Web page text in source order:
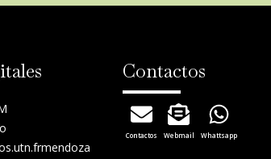
Contactos
Contactos Webmail Whattsapp